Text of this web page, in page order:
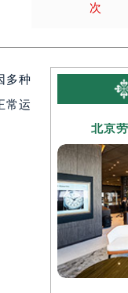
次
多种
常运
北京